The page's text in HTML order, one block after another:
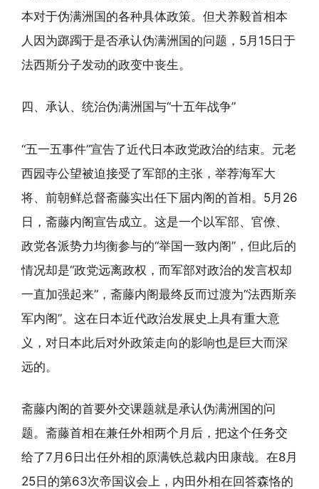
本对于伪满洲国的各种具体政策。但犬养毅首相本
人因为踯躅于是否承认伪满洲国的问题，5月15日于
法西斯分子发动的政变中丧生。
四、承认、统治伪满洲国与“十五年战争”
“五一五事件”宣告了近代日本政党政治的结束。元老
西园寺公望被迫接受了军部的主张，举荐海军大
将、前朝鲜总督斋藤实出任下届内阁的首相。5月26
日，斋藤内阁宣告成立。这是一个以军部、官僚、
政党各派势力均衡参与的“举国一致内阁”，但此后的
情况却是“政党远离政权，而军部对政治的发言权却
一直加强起来”，斋藤内阁最终反而过渡为“法西斯亲
军内阁”。这在日本近代政治发展史上具有重大意
义，对日本此后对外政策走向的影响也是巨大而深
远的。
斋藤内阁的首要外交课题就是承认伪满洲国的问
题。斋藤首相在兼任外相两个月后，把这个任务交
给了7月6日出任外相的原满铁总裁内田康哉。在8月
25日的第63次帝国议会上，内田外相在回答森恪的